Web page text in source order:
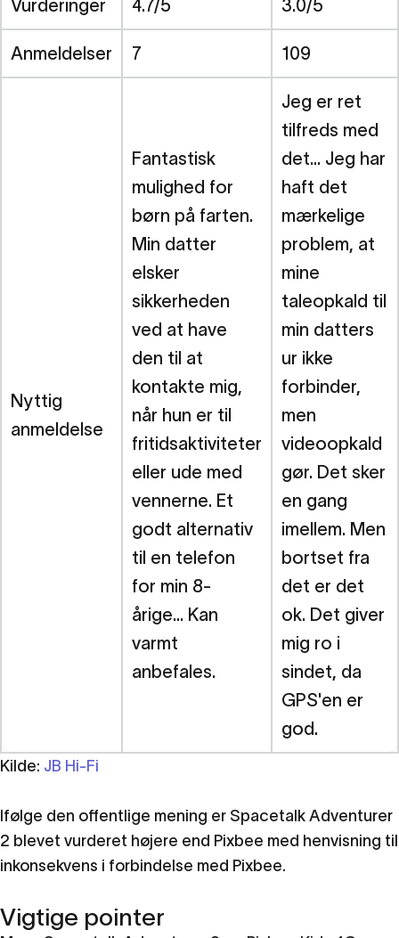
Vurderinger 4.7/5 3.0/5
Anmeldelser 7 109
Nyttig
anmeldelse
Fantastisk
mulighed for
børn på farten.
Min datter
elsker
sikkerheden
ved at have
den til at
kontakte mig,
når hun er til
fritidsaktiviteter
eller ude med
vennerne. Et
godt alternativ
til en telefon
for min 8-
årige... Kan
varmt
anbefales.
Jeg er ret
tilfreds med
det... Jeg har
haft det
mærkelige
problem, at
mine
taleopkald til
min datters
ur ikke
forbinder,
men
videoopkald
gør. Det sker
en gang
imellem. Men
bortset fra
det er det
ok. Det giver
mig ro i
sindet, da
GPS'en er
god.
Kilde: JB Hi-Fi
Ifølge den offentlige mening er Spacetalk Adventurer
2 blevet vurderet højere end Pixbee med henvisning til
inkonsekvens i forbindelse med Pixbee.
Vigtige pointer